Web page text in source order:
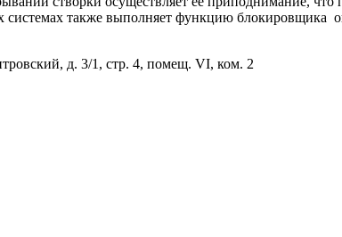
также выполняет функцию блокировщика
д. 3/1, стр. 4, помещ. VI, ком. 2